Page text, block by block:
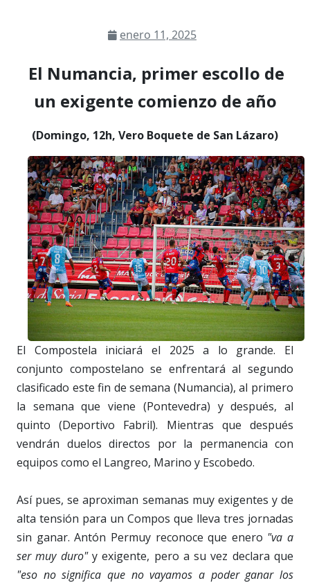
enero 11, 2025
El Numancia, primer escollo de
un exigente comienzo de año
(Domingo, 12h, Vero Boquete de San Lázaro)
El Compostela iniciará el 2025 a lo grande. El
conjunto compostelano se enfrentará al segundo
clasificado este fin de semana (Numancia), al primero
la semana que viene (Pontevedra) y después, al
quinto (Deportivo Fabril). Mientras que después
vendrán duelos directos por la permanencia con
equipos como el Langreo, Marino y Escobedo.
Así pues, se aproximan semanas muy exigentes y de
alta tensión para un Compos que lleva tres jornadas
sin ganar. Antón Permuy reconoce que enero "va a
ser muy duro"y exigente, pero a su vez declara que
"eso no significa que no vayamos a poder ganar los